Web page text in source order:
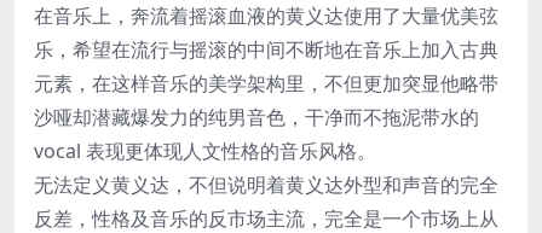
在音乐上，奔流着摇滚血液的黄义达使用了大量优美弦
乐，希望在流行与摇滚的中间不断地在音乐上加入古典
元素，在这样音乐的美学架构里，不但更加突显他略带
沙哑却潜藏爆发力的纯男音色，干净而不拖泥带水的
vocal 表现更体现人文性格的音乐风格。
无法定义黄义达，不但说明着黄义达外型和声音的完全
反差，性格及音乐的反市场主流，完全是一个市场上从